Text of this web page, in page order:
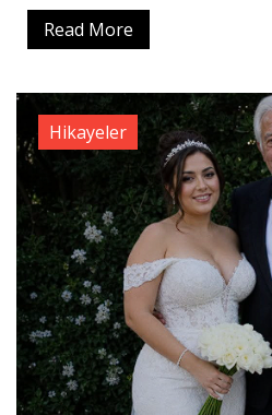
Read More
Hikayeler